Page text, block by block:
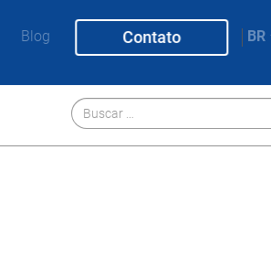
Blog Contato BR